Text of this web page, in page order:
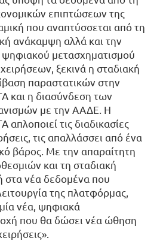
επιπτώσεων της
που αναπτύσσεται από τη
ανάκαμψη αλλά και την
ψηφιακού μετασχηματισμού
ξεκινά η σταδιακή
παραστατικών στην
και η διασύνδεση των
με την ΑΑΔΕ. Η
τις διαδικασίες
τις απαλλάσσει από ένα
βάρος. Με την απαραίτητη
και τη σταδιακή
στα νέα δεδομένα που
της πλατφόρμας,
νέα, ψηφιακά
που θα δώσει νέα ώθηση